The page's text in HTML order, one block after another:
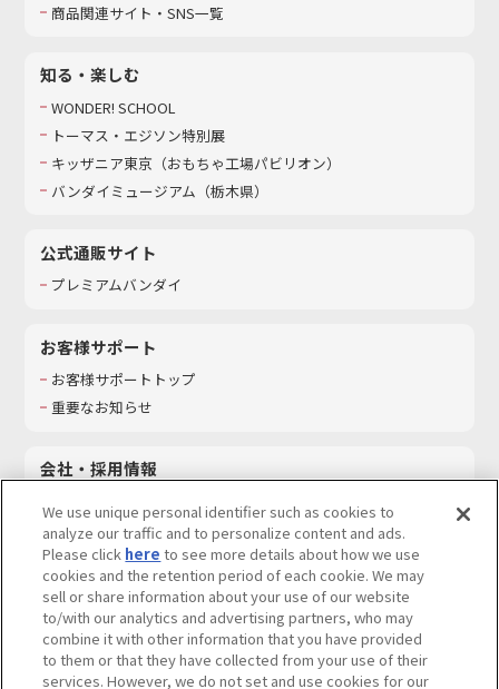
商品関連サイト・SNS一覧
知る・楽しむ
WONDER! SCHOOL
トーマス・エジソン特別展
キッザニア東京（おもちゃ工場パビリオン）​
バンダイミュージアム（栃木県）
公式通販サイト
プレミアムバンダイ
お客様サポート
お客様サポートトップ
重要なお知らせ
会社・採用情報
採用情報
サステナビリティ
お問い合わせ
ウェブサイトご利用条件 ソーシャルメディアポリシー
We use unique personal identifier such as cookies to
analyze our traffic and to personalize content and ads.
Please click here to see more details about how we use
cookies and the retention period of each cookie. We may
sell or share information about your use of our website
to/with our analytics and advertising partners, who may
combine it with other information that you have provided
to them or that they have collected from your use of their
services. However, we do not set and use cookies for our